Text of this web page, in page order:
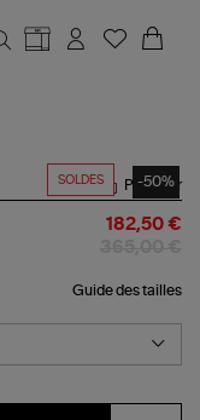
SOLDES -50%
Partager
182,50 €
Guide des tailles